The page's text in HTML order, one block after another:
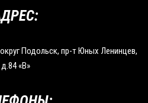
Подольск, пр-т Юных Ленинцев,
д.84 «В»